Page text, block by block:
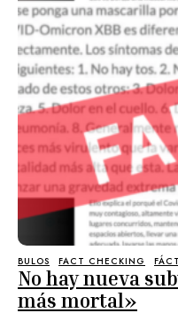
BULOS FACT CHECKING
No hay nueva
más mortal»